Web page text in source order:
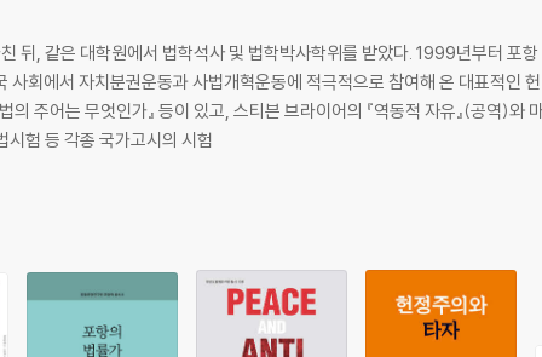
뒤, 같은 대학원에서 법학석사 및 법학박사학위를 받았다. 1999년부터 포
자치분권운동과 사법개혁운동에 적극적으로 참여해 온 대표적인 헌법학자이기도 하다. 주
의 주어는 무엇인가』 등이 있고, 스티븐 브라이어의 『역동적 자유』(공역)와
험 등 각종 국가고시의 시험